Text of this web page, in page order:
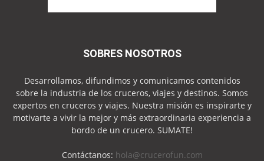
SOBRES NOSOTROS
Desarrollamos, difundimos y comunicamos contenidos
sobre la industria de los cruceros, viajes y destinos. Somos
expertos en cruceros y viajes. Nuestra misión es inspirarte y
motivarte a vivir la mejor y más extraordinaria experiencia a
bordo de un crucero. SUMATE!
Contáctanos: hola@crucerofun.com